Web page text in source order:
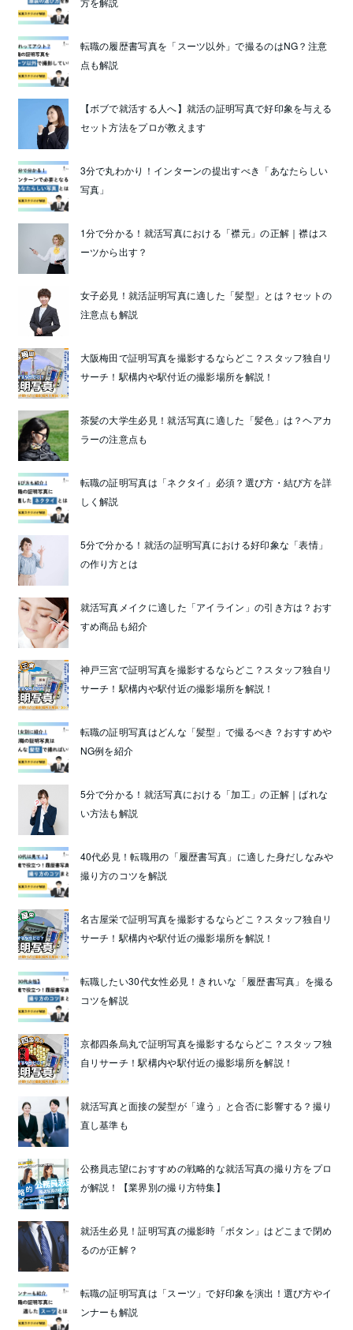
転職の履歴書写真を「スーツ以外」で撮るのはNG？注意
点も解説
【ボブで就活する人へ】就活の証明写真で好印象を与える
セット方法をプロが教えます
3分で丸わかり！インターンの提出すべき「あなたらしい
写真」
1分で分かる！就活写真における「襟元」の正解｜襟はス
ーツから出す？
女子必見！就活証明写真に適した「髪型」とは？セットの
注意点も解説
大阪梅田で証明写真を撮影するならどこ？スタッフ独自リ
サーチ！駅構内や駅付近の撮影場所を解説！
茶髪の大学生必見！就活写真に適した「髪色」は？ヘアカ
ラーの注意点も
転職の証明写真は「ネクタイ」必須？選び方・結び方を詳
しく解説
5分で分かる！就活の証明写真における好印象な「表情」
の作り方とは
就活写真メイクに適した「アイライン」の引き方は？おす
すめ商品も紹介
神戸三宮で証明写真を撮影するならどこ？スタッフ独自リ
サーチ！駅構内や駅付近の撮影場所を解説！
転職の証明写真はどんな「髪型」で撮るべき？おすすめや
NG例を紹介
5分で分かる！就活写真における「加工」の正解｜ばれな
い方法も解説
40代必見！転職用の「履歴書写真」に適した身だしなみや
撮り方のコツを解説
名古屋栄で証明写真を撮影するならどこ？スタッフ独自リ
サーチ！駅構内や駅付近の撮影場所を解説！
転職したい30代女性必見！きれいな「履歴書写真」を撮る
コツを解説
京都四条烏丸で証明写真を撮影するならどこ？スタッフ独
自リサーチ！駅構内や駅付近の撮影場所を解説！
就活写真と面接の髪型が「違う」と合否に影響する？撮り
直し基準も
公務員志望におすすめの戦略的な就活写真の撮り方をプロ
が解説！【業界別の撮り方特集】
就活生必見！証明写真の撮影時「ボタン」はどこまで閉め
るのが正解？
転職の証明写真は「スーツ」で好印象を演出！選び方やイ
ンナーも解説